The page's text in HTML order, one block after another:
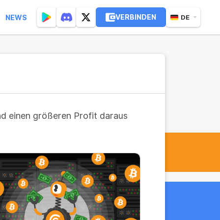
NEWS VERBINDEN DE
einen größeren Profit daraus